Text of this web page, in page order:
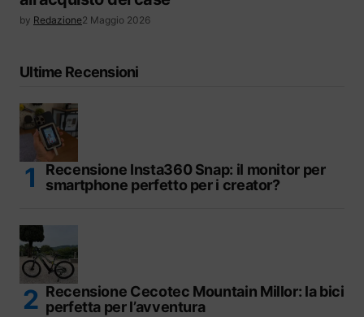
by Redazione2 Maggio 2026
Ultime Recensioni
Recensione Insta360 Snap: il monitor per
smartphone perfetto per i creator?
Recensione Cecotec Mountain Millor: la bici
perfetta per l’avventura